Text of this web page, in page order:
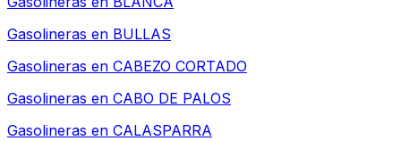
Gasolineras en BULLAS
Gasolineras en CABEZO CORTADO
Gasolineras en CABO DE PALOS
Gasolineras en CALASPARRA